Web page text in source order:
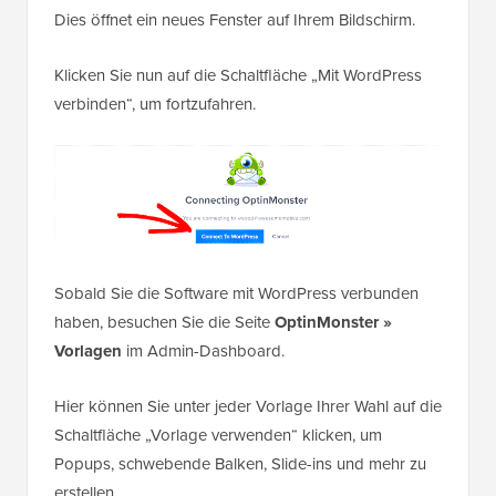
Dies öffnet ein neues Fenster auf Ihrem Bildschirm.
Klicken Sie nun auf die Schaltfläche „Mit WordPress
verbinden“, um fortzufahren.
Sobald Sie die Software mit WordPress verbunden
haben, besuchen Sie die SeiteOptinMonster »
Vorlagen im Admin-Dashboard.
Hier können Sie unter jeder Vorlage Ihrer Wahl auf die
Schaltfläche „Vorlage verwenden“ klicken, um
Popups, schwebende Balken, Slide-ins und mehr zu